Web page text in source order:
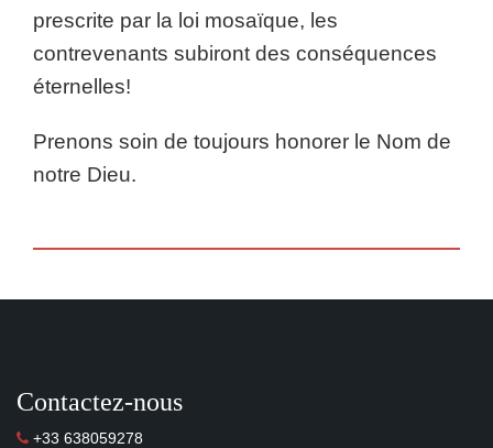
prescrite par la loi mosaïque, les
contrevenants subiront des conséquences
éternelles!
Prenons soin de toujours honorer le Nom de
notre Dieu.
Contactez-nous
+33 638059278